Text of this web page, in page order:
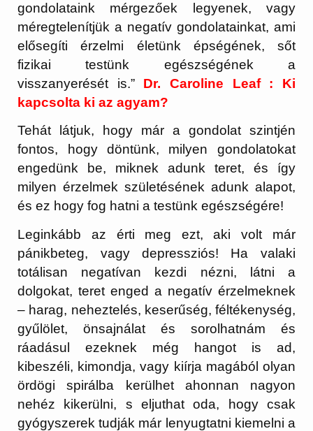
gondolataink mérgezőek legyenek, vagy
méregtelenítjük a negatív gondolatainkat, ami
elősegíti érzelmi életünk épségének, sőt
fizikai testünk egészségének a
visszanyerését is.”Dr. Caroline Leaf : Ki
kapcsolta ki az agyam?
Tehát látjuk, hogy már a gondolat szintjén
fontos, hogy döntünk, milyen gondolatokat
engedünk be, miknek adunk teret, és így
milyen érzelmek születésének adunk alapot,
és ez hogy fog hatni a testünk egészségére!
Leginkább az érti meg ezt, aki volt már
pánikbeteg, vagy depressziós! Ha valaki
totálisan negatívan kezdi nézni, látni a
dolgokat, teret enged a negatív érzelmeknek
– harag, neheztelés, keserűség, féltékenység,
gyűlölet, önsajnálat és sorolhatnám és
ráadásul ezeknek még hangot is ad,
kibeszéli, kimondja, vagy kiírja magából olyan
ördögi spirálba kerülhet ahonnan nagyon
nehéz kikerülni, s eljuthat oda, hogy csak
gyógyszerek tudják már lenyugtatni kiemelni a